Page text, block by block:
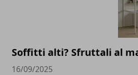
Soffitti alti? Sfruttali al
16/09/2025